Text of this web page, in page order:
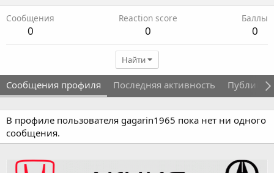
Сообщения
0
Reaction score
0
Баллы
0
Найти
Сообщения профиля Последняя активность
В профиле пользователя gagarin1965 пока нет ни одного
сообщения.